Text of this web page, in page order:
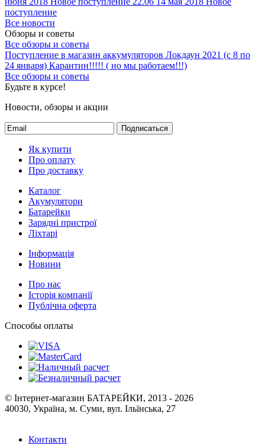
поступление
Все новости
Обзоры и советы
Все обзоры и советы
Поступление в магазин аккумуляторов Локдаун 2021 (с 8 по
24 января) Карантин!!!!! ( но мы работаем!!!)
Все обзоры и советы
Будьте в курсе!
Новости, обзоры и акции
Подписаться
Як купити
Про оплату
Про доставку
Каталог
Акумулятори
Батарейки
Зарядні пристрої
Ліхтарі
Інформація
Новини
Про нас
Історія компанії
Публічна оферта
Способы оплаты
© Інтернет-магазин БАТАРЕЙКИ, 2013 - 2026
40030, Україна, м. Суми, вул. Ільїнська, 27
Контакти